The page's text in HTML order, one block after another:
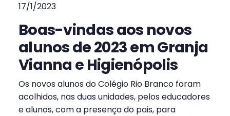
17/1/2023
Boas-vindas aos novos
alunos de 2023 em Granja
Vianna e Higienópolis
Os novos alunos do Colégio Rio Branco foram
acolhidos, nas duas unidades, pelos educadores
e alunos, com a presença do pais, para